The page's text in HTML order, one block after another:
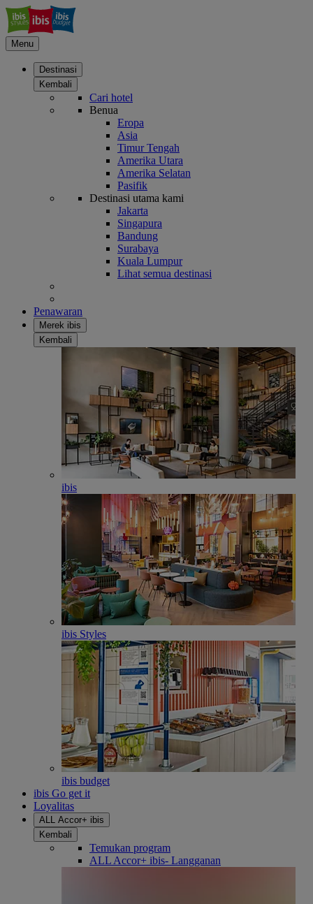
Menu
Destinasi
Kembali
Cari hotel
Benua
Eropa
Asia
Timur Tengah
Amerika Utara
Amerika Selatan
Pasifik
Destinasi utama kami
Jakarta
Singapura
Bandung
Surabaya
Kuala Lumpur
Lihat semua destinasi
Penawaran
Merek ibis
Kembali
ibis
ibis Styles
ibis budget
ibis Go get it
Loyalitas
ALL Accor+ ibis
Kembali
Temukan program
ALL Accor+ ibis- Langganan